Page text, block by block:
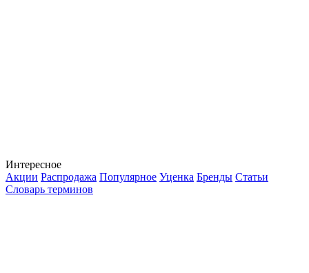
Интересное
Акции Распродажа Популярное Уценка Бренды Статьи
Словарь терминов